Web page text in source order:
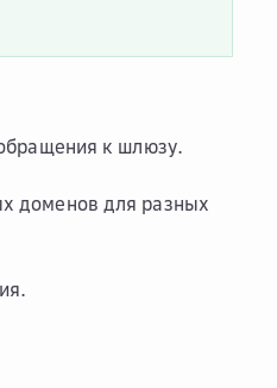
к шлюзу.
доменов для разных
.